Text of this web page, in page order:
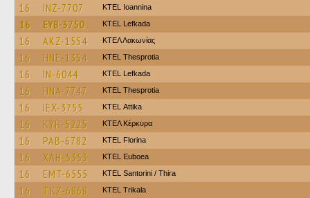
16 INZ-7707 KTEL Ioannina
16 EYB-3750 KTEL Lefkada
16 AKZ-1554 ΚΤΕΛ Λακωνίας
16 HNE-1354 KTEL Thesprotia
16 IN-6044 KTEL Lefkada
16 HNA-7747 KTEL Thesprotia
16 IEX-3755 KΤΕL Αttika
16 KYH-5225 ΚΤΕΛ Κέρκυρα
16 PAB-6782 KTEL Florina
16 XAH-5353 ΚΤΕL Euboea
16 EMT-6555 KTEL Santorini / Thira
16 TKZ-6868 ΚΤΕL Τrikala